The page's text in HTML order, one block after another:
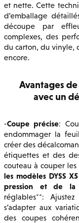
et nette. Cette
d’emballage
découpe par
complexes, des
du carton, du vinyle,
encore.
Avantages
avec un
-Coupe précise:
endommager la
créer des
étiquettes et des
couteau à couper les
les modèles DYSS
pression et de
réglables**:
s’adapter aux
des coupes